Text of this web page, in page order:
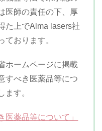
医師の責任の下、厚
た上でAlma lasers社
ております。
ホームページに掲載
すべき医薬品等につ
ます。
医薬品等について」